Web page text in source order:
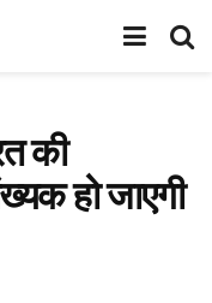
की
हो जाएगी